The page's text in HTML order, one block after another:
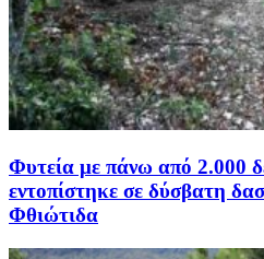
Φυτεία με πάνω από 2.000
εντοπίστηκε σε δύσβατη
Φθιώτιδα